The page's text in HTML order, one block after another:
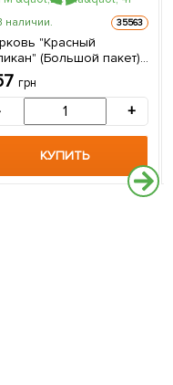
наличии. 35563
"Красный
(Большой пакет)
4г
грн
+
КУПИТЬ